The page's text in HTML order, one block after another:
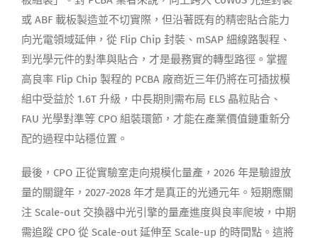
或 ABF 載板製造並不切實際，但沿著既有的精密貼合能力
向光電領域延伸，從 Flip Chip 封裝、mSAP 細線路製程、
到光學元件的對準與貼合，才是最務實的轉型路徑。掌握
高良率 Flip Chip 製程的 PCBA 廠商近三年仍將在可插拔模
組中受益於 1.6T 升級，中長期則需布局 ELS 晶粒貼合、
FAU 光學對準等 CPO 組裝環節，才能在產業價值鏈重新分
配的過程中站穩位置。
最後，CPO 正從實驗室走向規模化量產，2026 年是驗證放
量的關鍵年，2027-2028 年才是真正的光通元年。短期應關
注 Scale-out 交換器中光引擎的量產進度與良率爬坡，中期
需追蹤 CPO 從 Scale-out 延伸至 Scale-up 的時間點。這將